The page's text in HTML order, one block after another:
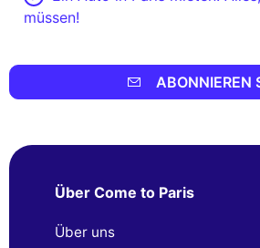
müssen!
ABONNIEREN
Über Come to Paris
Über uns